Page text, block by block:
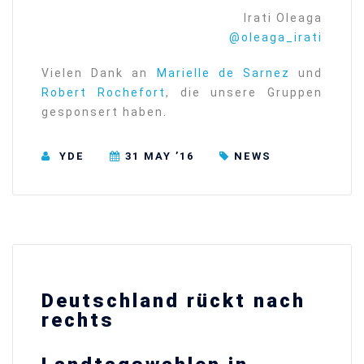
Irati Oleaga
@oleaga_irati
Vielen Dank an Marielle de Sarnez
und
Robert Rochefort, die unsere Gruppen
gesponsert haben.
YDE 31 MAY ’16 NEWS
Deutschland rückt nach
rechts